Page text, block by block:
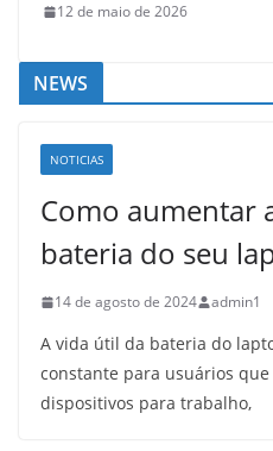
12 de maio de 2026
NEWS
NOTICIAS
Como aumentar
bateria do seu
14 de agosto de 2024 admin1
A vida útil da bateria do
constante para usuários
dispositivos para trabalho,